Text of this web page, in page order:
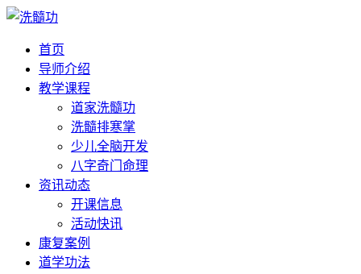
首页
导师介绍
教学课程
道家洗髓功
洗髓排寒掌
少儿全脑开发
八字奇门命理
资讯动态
开课信息
活动快讯
康复案例
道学功法